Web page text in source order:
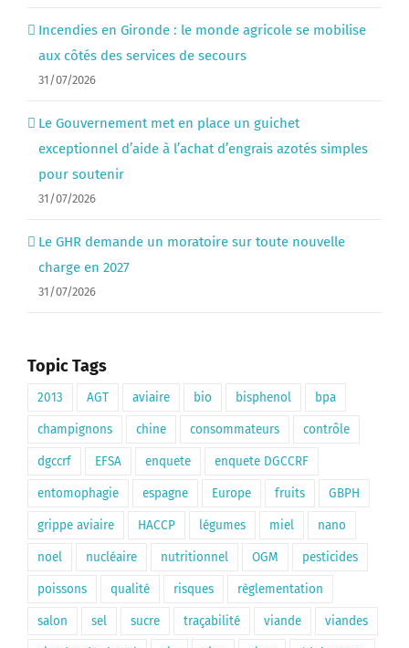
Incendies en Gironde : le monde agricole se mobilise
aux côtés des services de secours
31/07/2026
Le Gouvernement met en place un guichet
exceptionnel d’aide à l’achat d’engrais azotés simples
pour soutenir
31/07/2026
Le GHR demande un moratoire sur toute nouvelle
charge en 2027
31/07/2026
Topic Tags
2013 AGT aviaire bio bisphenol bpa
champignons chine consommateurs contrôle
dgccrf EFSA enquete enquete DGCCRF
entomophagie espagne Europe fruits GBPH
grippe aviaire HACCP légumes miel nano
noel nucléaire nutritionnel OGM pesticides
poissons qualité risques règlementation
salon sel sucre traçabilité viande viandes